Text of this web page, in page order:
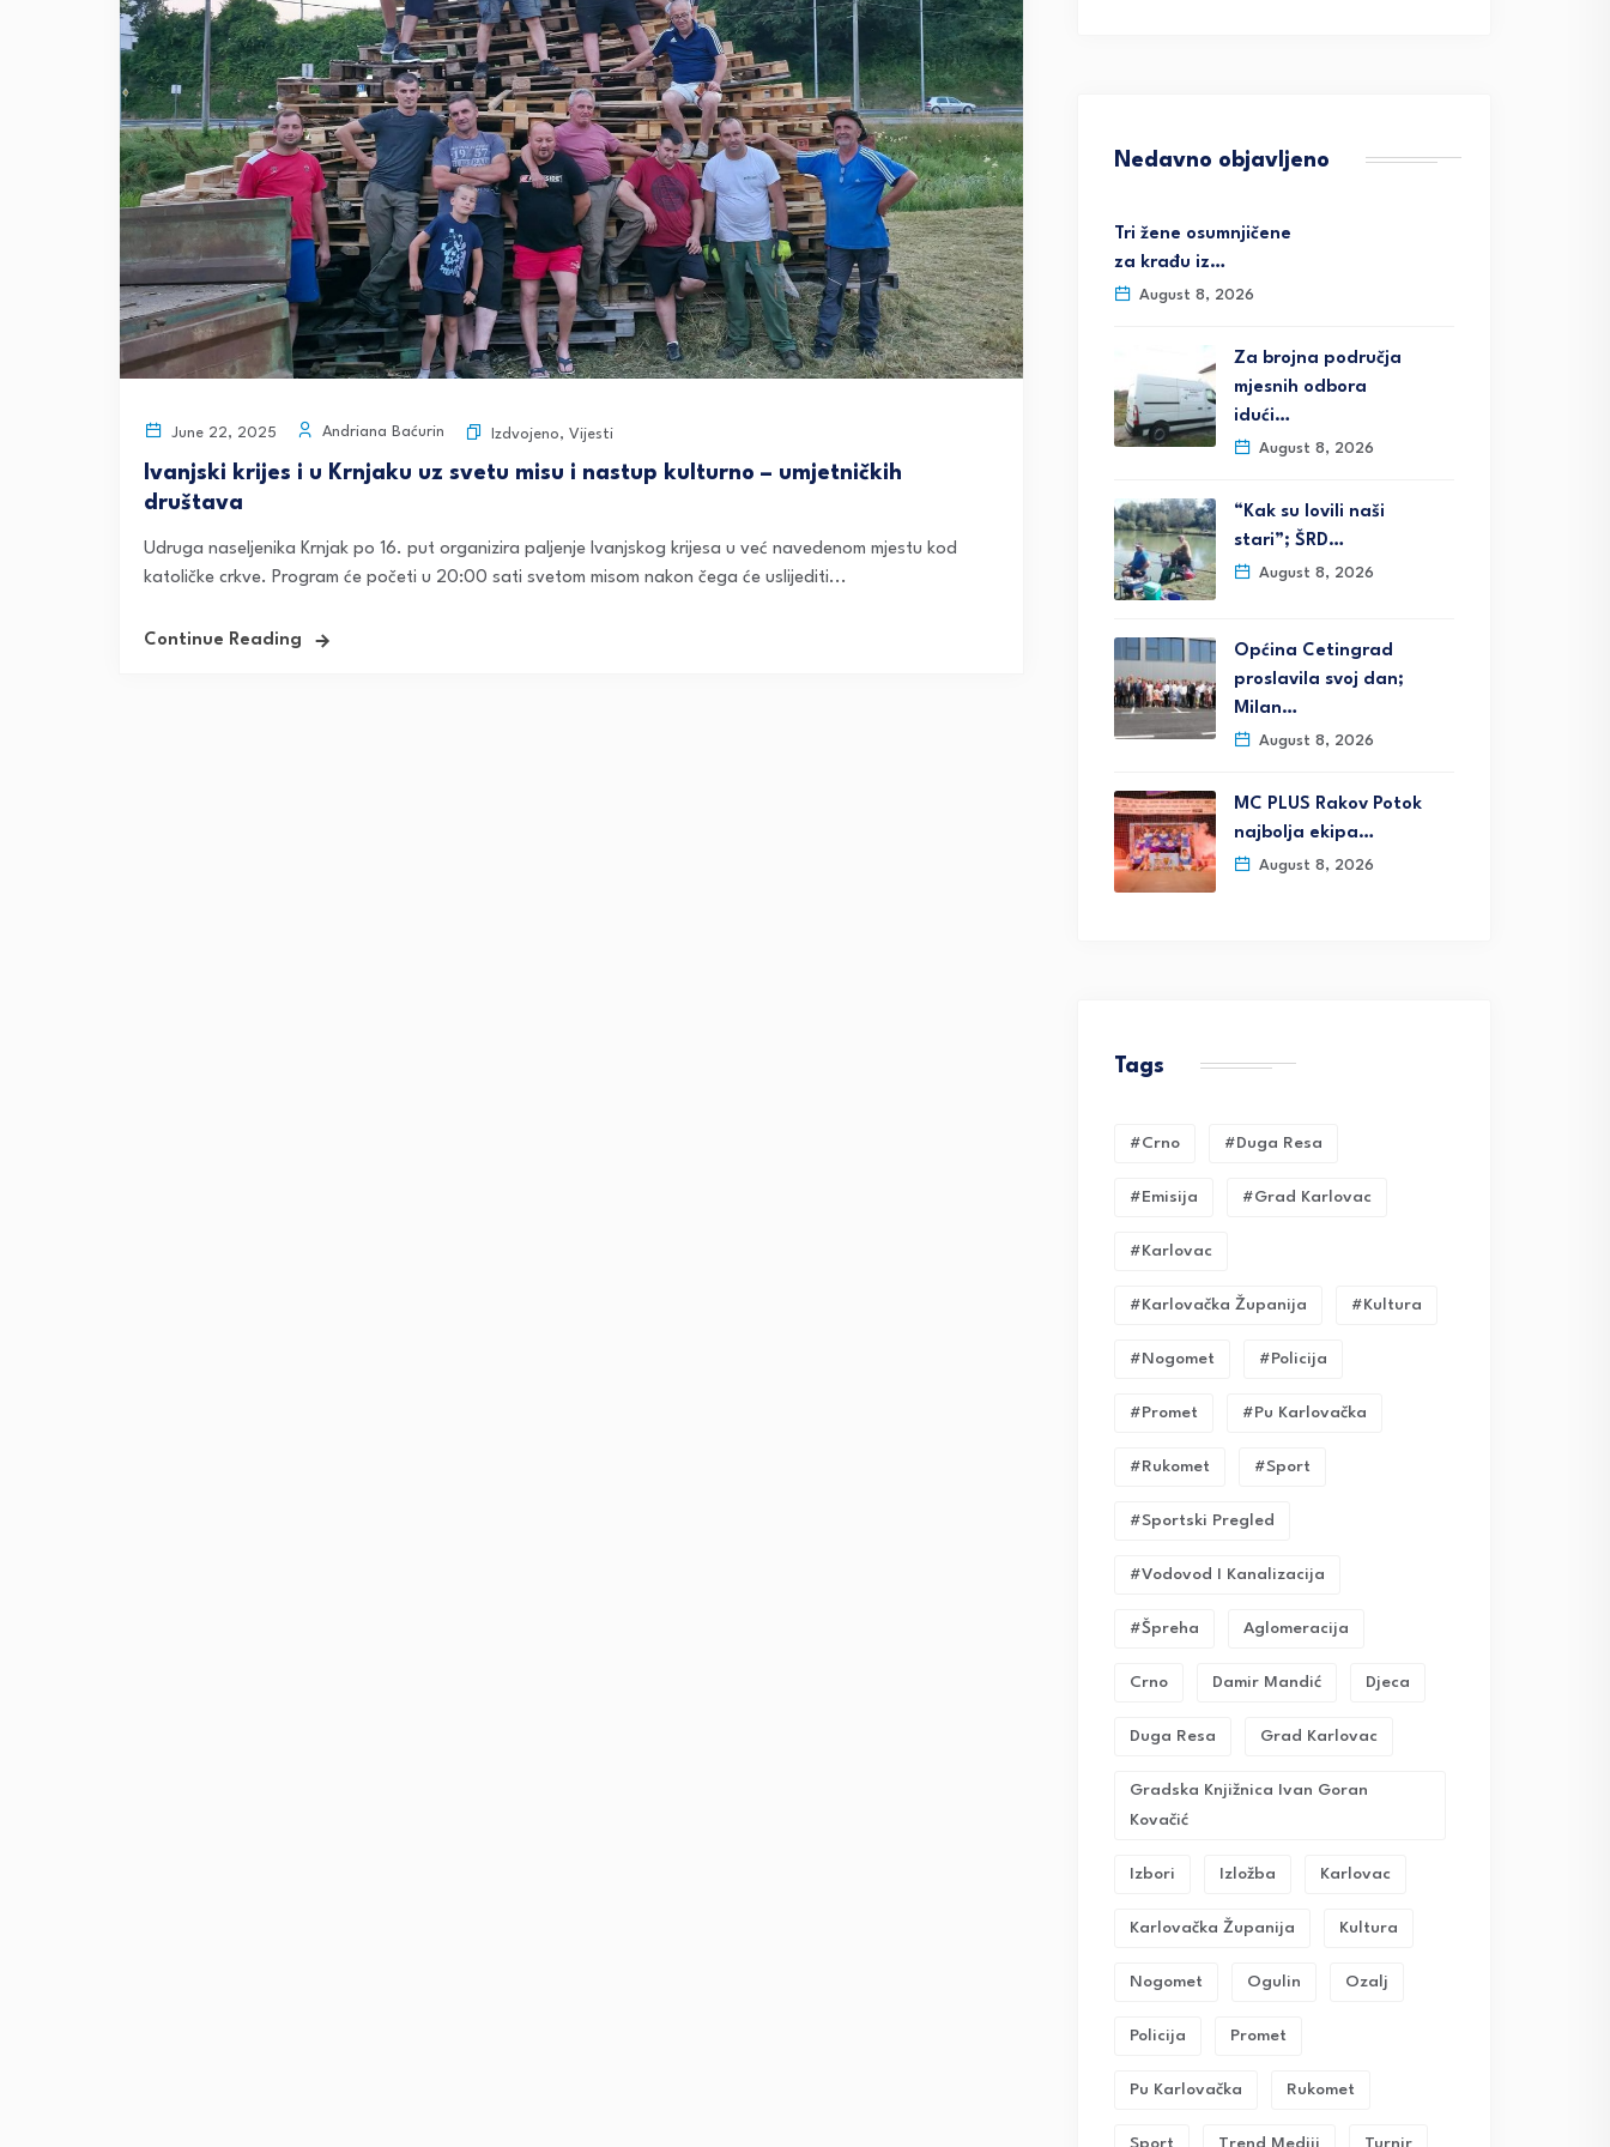
June 22, 2025 Andriana Baćurin Izdvojeno, Vijesti
Ivanjski krijes i u Krnjaku uz svetu misu i nastup kulturno – umjetničkih
društava
Udruga naseljenika Krnjak po 16. put organizira paljenje Ivanjskog krijesa u već navedenom mjestu kod
katoličke crkve. Program će početi u 20:00 sati svetom misom nakon čega će uslijediti...
Continue Reading
Nedavno objavljeno
Tri žene osumnjičene
za krađu iz…
August 8, 2026
Za brojna područja
mjesnih odbora
idući…
August 8, 2026
“Kak su lovili naši
stari”; ŠRD…
August 8, 2026
Općina Cetingrad
proslavila svoj dan;
Milan…
August 8, 2026
MC PLUS Rakov Potok
najbolja ekipa…
August 8, 2026
Tags
#crno #duga Resa
#emisija #grad Karlovac
#karlovac
#karlovačka Županija #kultura
#nogomet #policija
#promet #pu Karlovačka
#rukomet #sport
#sportski Pregled
#vodovod I Kanalizacija
#Špreha Aglomeracija
Crno Damir Mandić Djeca
Duga Resa Grad Karlovac
Gradska Knjižnica Ivan Goran
Kovačić
Izbori Izložba Karlovac
Karlovačka Županija Kultura
Nogomet Ogulin Ozalj
Policija Promet
Pu Karlovačka Rukomet
Sport Trend Mediji Turnir